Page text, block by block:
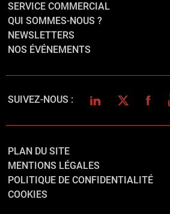
SERVICE COMMERCIAL
QUI SOMMES-NOUS ?
NEWSLETTERS
NOS ÉVÉNEMENTS
SUIVEZ-NOUS : LINKEDINTWITTER
PLAN DU SITE
MENTIONS LÉGALES
POLITIQUE DE CONFIDENTIALITÉ
COOKIES